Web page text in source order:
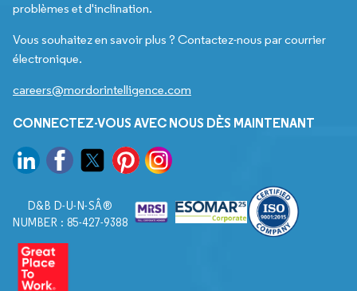
problèmes et d'inclination.
Vous souhaitez en savoir plus ? Contactez-nous par courrier
électronique.
careers@mordorintelligence.com
CONNECTEZ-VOUS AVEC NOUS DÈS MAINTENANT
D&B D-U-N-SÂ®
NUMBER : 85-427-9388